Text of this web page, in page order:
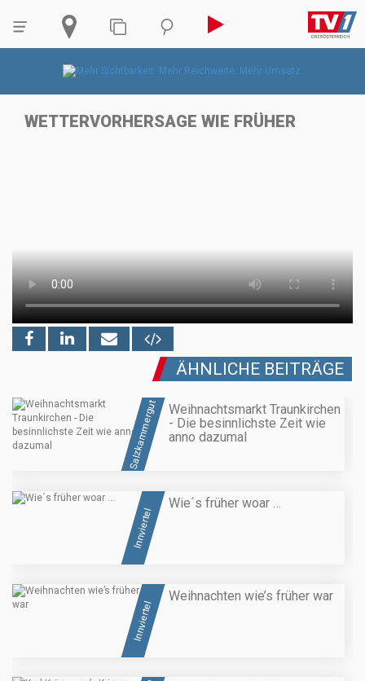
WETTERVORHERSAGE WIE FRÜHER
ÄHNLICHE BEITRÄGE
Salzkammergut
Weihnachtsmarkt Traunkirchen
- Die besinnlichste Zeit wie
anno dazumal
Innviertel
Wie´s früher woar …
Innviertel
Weihnachten wie’s früher war